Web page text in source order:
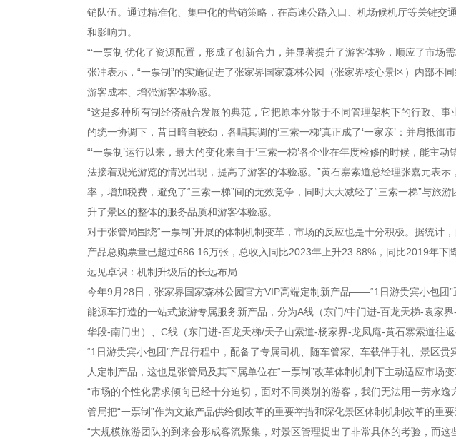
销队伍。通过精准化、集中化的营销策略，在高速公路入口、机场候机厅等关键
和影响力。
“‘一票制’优化了资源配置，形成了创新合力，并显著提升了游客体验，顺应了市
张冲表示，“一票制”的实施促进了张家界国家森林公园（张家界核心景区）内部
游客成本、增强游客体验感。
“这是多种所有制经济融合发展的典范，它把原本分散于不同管理架构下的行政、
的统一协调下，昔日暗自较劲，各唱其调的‘三索一梯’真正成了‘一家亲’：并肩抵
“‘一票制’运行以来，最大的变化来自于‘三索一梯’各企业在年度检修的时候，能
法接着观光游览的情况出现，提高了游客的体验感。”黄石寨索道总经理张嘉元表
率，增加税费，避免了“三索一梯”间的无效竞争，同时大大减轻了“三索一梯”与
升了景区的整体的服务品质和游客体验感。
对于张管局围绕“一票制”开展的体制机制变革，市场的反应也是十分积极。据统计
产品总购票量已超过686.16万张，总收入同比2023年上升23.88%，同比2019年下降
远见卓识：机制升级后的长远布局
今年9月28日，张家界国家森林公园官方VIP高端定制新产品——“1日游贵宾小包团
能源车打造的一站式旅游专属服务新产品，分为A线（东门/中门进-百龙天梯-袁家
华段-南门出）、C线（东门进-百龙天梯/天子山索道-杨家界-龙凤庵-黄石寨索道往返
“1日游贵宾小包团”产品行程中，配备了专属司机、随车管家、车载伴手礼、景区
人定制产品，这也是张管局及其下属单位在“一票制”改革体制机制下主动适应市场变
“市场的个性化需求倾向已经十分迫切，面对不同类别的游客，我们无法用一劳永
管局把“一票制”作为文旅产品供给侧改革的重要举措和深化景区体制机制改革的重
“大规模旅游团队的到来会形成客流聚集，对景区管理提出了非常具体的考验，而